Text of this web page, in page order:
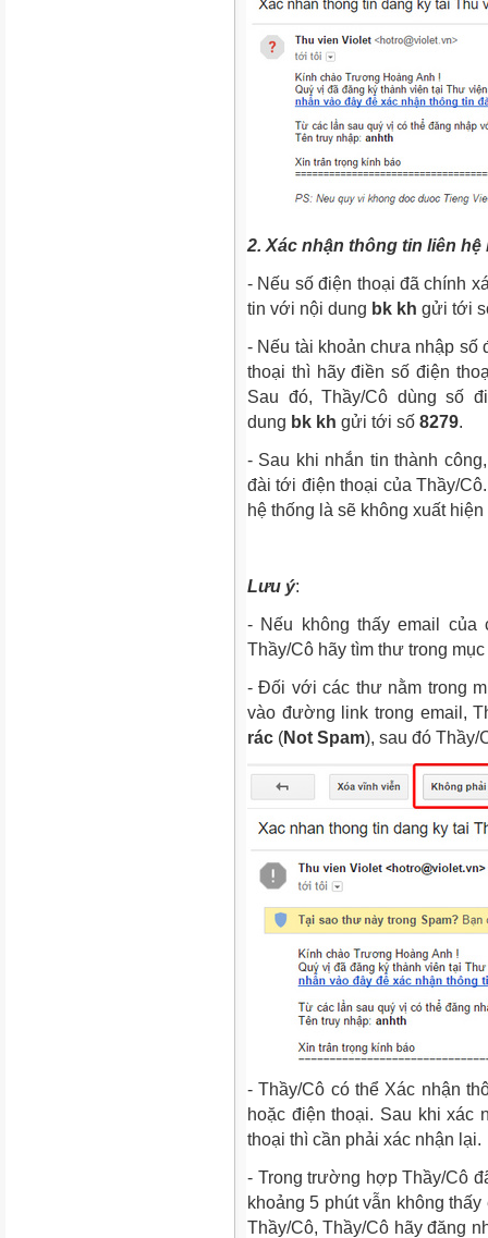
2. Xác nhận thông tin liên
- Nếu số điện thoại đã chính
tin với nội dung bk kh gửi tới
- Nếu tài khoản chưa nhập số
thoại thì hãy điền số điện
Sau đó, Thầy/Cô dùng số
dung bk kh gửi tới số 8279.
- Sau khi nhắn tin thành
đài tới điện thoại của Thầy/
hệ thống là sẽ không xuất
Lưu ý:
- Nếu không thấy email của
Thầy/Cô hãy tìm thư trong
- Đối với các thư nằm trong
vào đường link trong email,
rác (Not Spam), sau đó Thầy/
- Thầy/Cô có thể Xác nhận
hoặc điện thoại. Sau khi xác
thoại thì cần phải xác nhận lại.
- Trong trường hợp Thầy/Cô
khoảng 5 phút vẫn không
Thầy/Cô, Thầy/Cô hãy đăng